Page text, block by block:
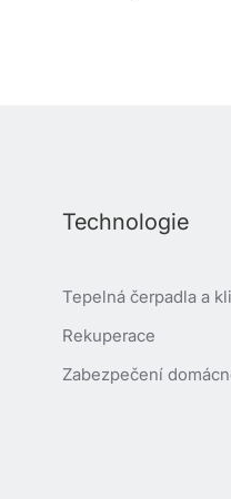
Technologie
Tepelná čerpadla a
Rekuperace
Zabezpečení